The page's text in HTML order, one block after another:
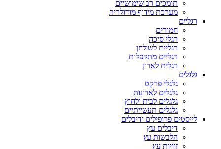
תומכים רב שימושיים
מערכת מידוף מודולרית
רגליים
חמורים
רגלי סיכה
רגליים לשולחן
רגליים מתקפלות
רגלית לארון
גלגלים
גלגלי פרקט
גלגלים לארונות
גלגלים לבית ולחוץ
גלגלים תעשייתיים
לייסטים פרופילים ודיבלים
דיבלים עץ
הלבשות עץ
זוויות עץ